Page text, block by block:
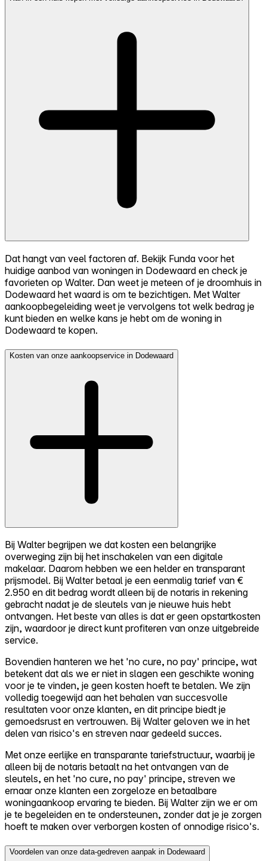
Dat hangt van veel factoren af. Bekijk Funda voor het
huidige aanbod van woningen in Dodewaard en check je
favorieten op Walter. Dan weet je meteen of je droomhuis in
Dodewaard het waard is om te bezichtigen. Met Walter
aankoopbegeleiding weet je vervolgens tot welk bedrag je
kunt bieden en welke kans je hebt om de woning in
Dodewaard te kopen.
Kosten van onze aankoopservice in Dodewaard
Bij Walter begrijpen we dat kosten een belangrijke
overweging zijn bij het inschakelen van een digitale
makelaar. Daarom hebben we een helder en transparant
prijsmodel. Bij Walter betaal je een eenmalig tarief van €
2.950 en dit bedrag wordt alleen bij de notaris in rekening
gebracht nadat je de sleutels van je nieuwe huis hebt
ontvangen. Het beste van alles is dat er geen opstartkosten
zijn, waardoor je direct kunt profiteren van onze uitgebreide
service.
Bovendien hanteren we het 'no cure, no pay' principe, wat
betekent dat als we er niet in slagen een geschikte woning
voor je te vinden, je geen kosten hoeft te betalen. We zijn
volledig toegewijd aan het behalen van succesvolle
resultaten voor onze klanten, en dit principe biedt je
gemoedsrust en vertrouwen. Bij Walter geloven we in het
delen van risico's en streven naar gedeeld succes.
Met onze eerlijke en transparante tariefstructuur, waarbij je
alleen bij de notaris betaalt na het ontvangen van de
sleutels, en het 'no cure, no pay' principe, streven we
ernaar onze klanten een zorgeloze en betaalbare
woningaankoop ervaring te bieden. Bij Walter zijn we er om
je te begeleiden en te ondersteunen, zonder dat je je zorgen
hoeft te maken over verborgen kosten of onnodige risico's.
Voordelen van onze data-gedreven aanpak in Dodewaard